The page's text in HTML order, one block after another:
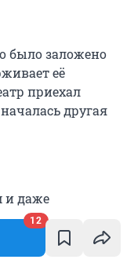
12
было заложено
её
приехал
другая
и даже
– говорит
– Его
время.